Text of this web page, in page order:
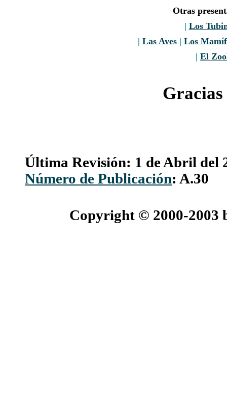
Otras
| Los
| Las Aves| Los
| El
Última Revisión: 1 de Abril del
Número de Publicación: A.30
Copyright © 2000-2003